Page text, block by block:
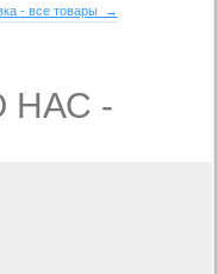
- все товары →
НАС -